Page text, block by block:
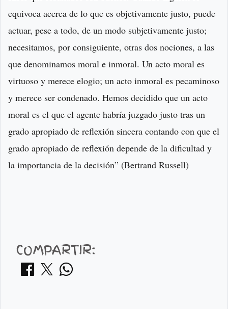
equivoca acerca de lo que es objetivamente justo, puede
actuar, pese a todo, de un modo subjetivamente justo;
necesitamos, por consiguiente, otras dos nociones, a las
que denominamos moral e inmoral. Un acto moral es
virtuoso y merece elogio; un acto inmoral es pecaminoso
y merece ser condenado. Hemos decidido que un acto
moral es el que el agente habría juzgado justo tras un
grado apropiado de reflexión sincera contando con que el
grado apropiado de reflexión depende de la dificultad y
la importancia de la decisión” (Bertrand Russell)
COMPARTIR: